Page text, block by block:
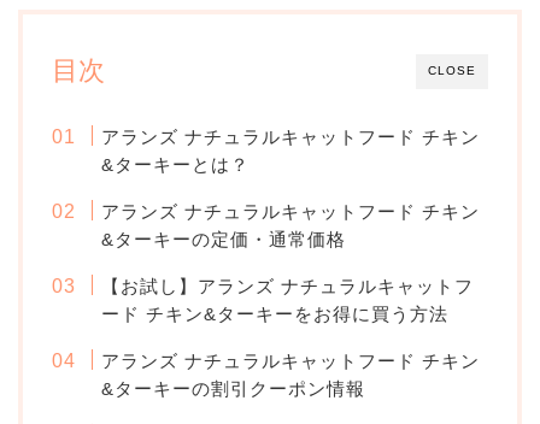
CLOSE
目次
アランズ ナチュラルキャットフード チキン
&ターキーとは？
アランズ ナチュラルキャットフード チキン
&ターキーの定価・通常価格
【お試し】アランズ ナチュラルキャットフ
ード チキン&ターキーをお得に買う方法
アランズ ナチュラルキャットフード チキン
&ターキーの割引クーポン情報